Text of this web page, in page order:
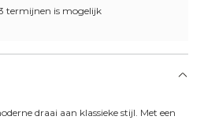
termijnen is mogelijk
draai aan klassieke stijl. Met een